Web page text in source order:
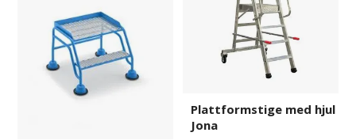
Plattformstige med hjul
Jona